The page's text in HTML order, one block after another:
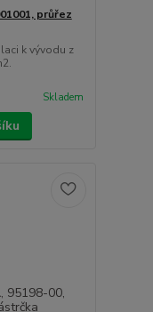
průřez
k vývodu z
Skladem